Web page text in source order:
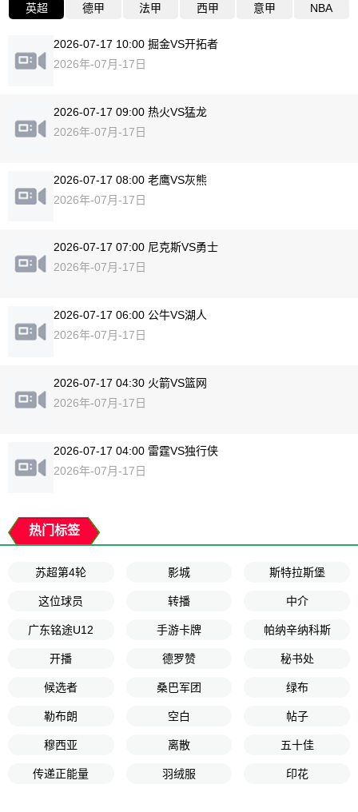
英超 德甲 法甲 西甲 意甲 NBA
2026-07-17 10:00 掘金VS开拓者
2026年-07月-17日
2026-07-17 09:00 热火VS猛龙
2026年-07月-17日
2026-07-17 08:00 老鹰VS灰熊
2026年-07月-17日
2026-07-17 07:00 尼克斯VS勇士
2026年-07月-17日
2026-07-17 06:00 公牛VS湖人
2026年-07月-17日
2026-07-17 04:30 火箭VS篮网
2026年-07月-17日
2026-07-17 04:00 雷霆VS独行侠
2026年-07月-17日
热门标签
苏超第4轮 影城 斯特拉斯堡
这位球员 转播 中介
广东铭途U12 手游卡牌 帕纳辛纳科斯
开播 德罗赞 秘书处
候选者 桑巴军团 绿布
勒布朗 空白 帖子
穆西亚 离散 五十佳
传递正能量 羽绒服 印花